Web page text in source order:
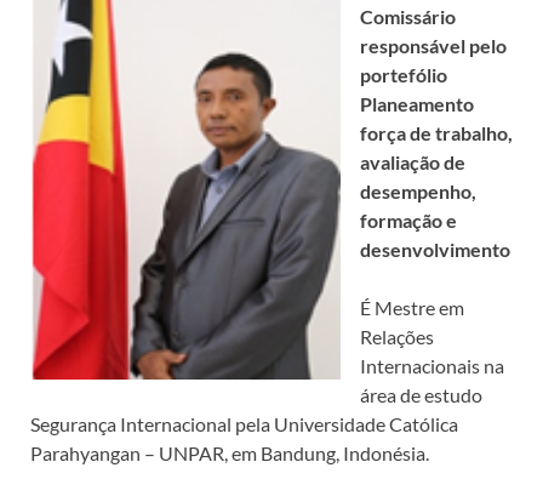
Comissário
responsável pelo
portefólio
Planeamento
força de trabalho,
avaliação de
desempenho,
formação e
desenvolvimento
É Mestre em
Relações
Internacionais na
área de estudo
Segurança Internacional pela Universidade Católica
Parahyangan – UNPAR, em Bandung, Indonésia.